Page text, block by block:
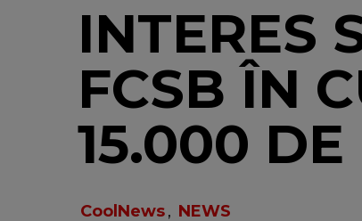
INTERES
FCSB ÎN
15.000
CoolNews, NEWS